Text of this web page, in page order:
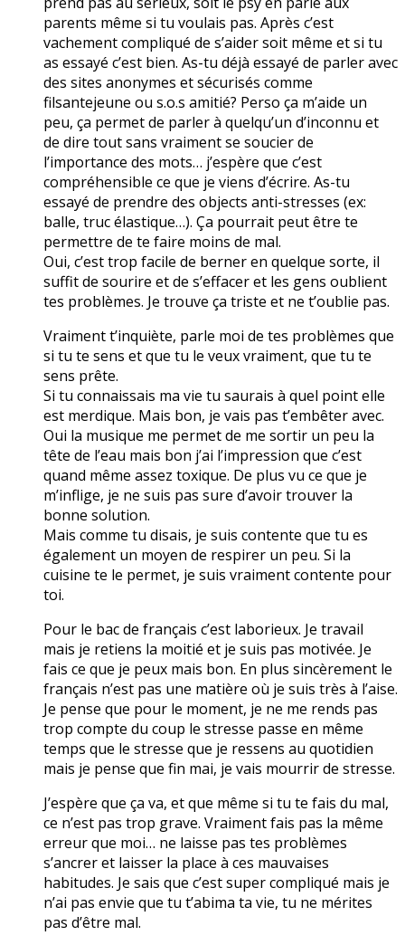
parents même si tu voulais pas. Après c’est
vachement compliqué de s’aider soit même et si tu
as essayé c’est bien. As-tu déjà essayé de parler avec
des sites anonymes et sécurisés comme
filsantejeune ou s.o.s amitié? Perso ça m’aide un
peu, ça permet de parler à quelqu’un d’inconnu et
de dire tout sans vraiment se soucier de
l’importance des mots… j’espère que c’est
compréhensible ce que je viens d’écrire. As-tu
essayé de prendre des objects anti-stresses (ex:
balle, truc élastique…). Ça pourrait peut être te
permettre de te faire moins de mal.
Oui, c’est trop facile de berner en quelque sorte, il
suffit de sourire et de s’effacer et les gens oublient
tes problèmes. Je trouve ça triste et ne t’oublie pas.
Vraiment t’inquiète, parle moi de tes problèmes que
si tu te sens et que tu le veux vraiment, que tu te
sens prête.
Si tu connaissais ma vie tu saurais à quel point elle
est merdique. Mais bon, je vais pas t’embêter avec.
Oui la musique me permet de me sortir un peu la
tête de l’eau mais bon j’ai l’impression que c’est
quand même assez toxique. De plus vu ce que je
m’inflige, je ne suis pas sure d’avoir trouver la
bonne solution.
Mais comme tu disais, je suis contente que tu es
également un moyen de respirer un peu. Si la
cuisine te le permet, je suis vraiment contente pour
toi.
Pour le bac de français c’est laborieux. Je travail
mais je retiens la moitié et je suis pas motivée. Je
fais ce que je peux mais bon. En plus sincèrement le
français n’est pas une matière où je suis très à l’aise.
Je pense que pour le moment, je ne me rends pas
trop compte du coup le stresse passe en même
temps que le stresse que je ressens au quotidien
mais je pense que fin mai, je vais mourrir de stresse.
J’espère que ça va, et que même si tu te fais du mal,
ce n’est pas trop grave. Vraiment fais pas la même
erreur que moi… ne laisse pas tes problèmes
s’ancrer et laisser la place à ces mauvaises
habitudes. Je sais que c’est super compliqué mais je
n’ai pas envie que tu t’abima ta vie, tu ne mérites
pas d’être mal.